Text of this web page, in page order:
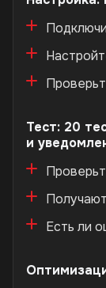
Тест: 20
и
Есть ли